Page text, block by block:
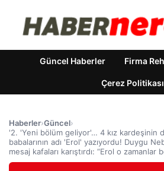
Güncel Haberler Firma
Çerez Politikası
Haberler›Güncel›
'2. 'Yeni bölüm geliyor'… 4 kız kardeşinin
babalarının adı 'Erol' yazıyordu! Duygu
mesaj kafaları karıştırdı: “Erol o zamanlar